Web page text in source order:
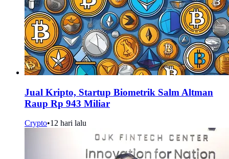
Jual Kripto, Startup Biometrik Salm Altman
Raup Rp 943 Miliar
Crypto•12 hari lalu